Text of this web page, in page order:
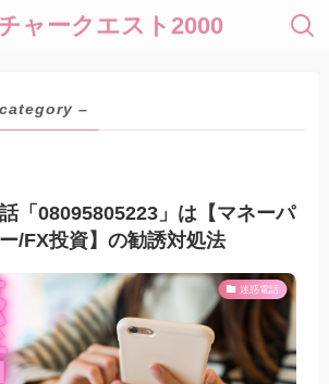
ャークエスト2000
–
「08095805223」は【マネーパ
/FX投資】の勧誘対処法
迷惑電話